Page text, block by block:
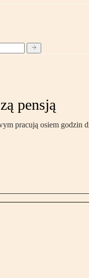
pensją
pracują osiem godzin